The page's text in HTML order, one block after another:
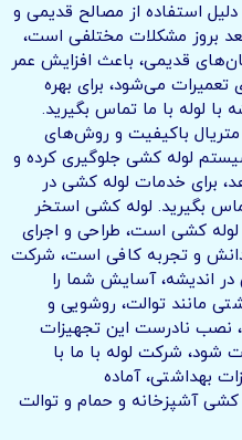
استفاده از مصالح قدیمی و
بروز مشکلات مختلفی است،
قدیمی، باعث افزایش عمر
می‌شود، برای بهره
لوله با ما تماس بگیرید.
متریال باکیفیت و روش‌های
لوله کشی جلوگیری کرده و
برای خدمات لوله کشی در
بگیرید. لوله کشی استخر
کشی است، طراحی و اجرای
و تجربه کافی است، شرکت
در اندیشه، آسایش شما را
مانند توالت، روشویی و
نادرست این تجهیزات
شود، شرکت لوله با ما با
بهداشتی، آماده
آشپزخانه و حمام و توالت